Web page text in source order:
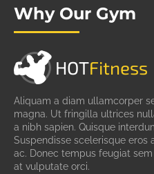
Why Our Gym
HOTFitness
Aliquam a diam ullamcorper
magna. Ut fringilla ultrices
a nibh sapien. Quisque
Suspendisse scelerisque eros
ac. Donec tempus feugiat
at vulputate orci.